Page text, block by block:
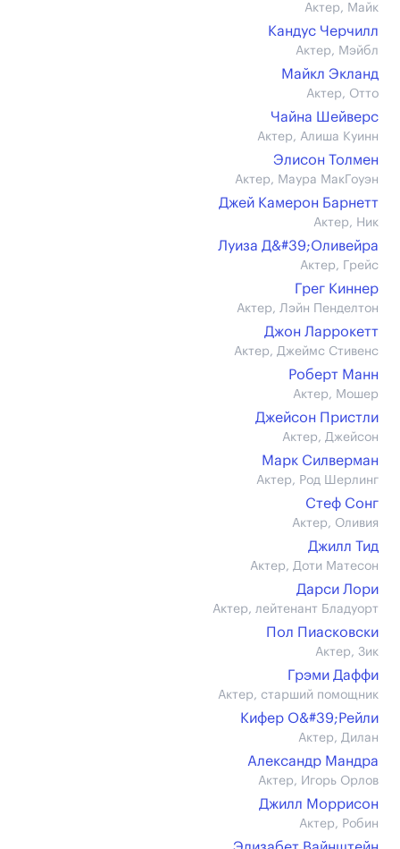
Актер, Майк
Кандус Черчилл
Актер, Мэйбл
Майкл Экланд
Актер, Отто
Чайна Шейверс
Актер, Алиша Куинн
Элисон Толмен
Актер, Маура МакГоуэн
Джей Камерон Барнетт
Актер, Ник
Луиза Д&#39;Оливейра
Актер, Грейс
Грег Киннер
Актер, Лэйн Пенделтон
Джон Ларрокетт
Актер, Джеймс Стивенс
Роберт Манн
Актер, Мошер
Джейсон Пристли
Актер, Джейсон
Марк Силверман
Актер, Род Шерлинг
Стеф Сонг
Актер, Оливия
Джилл Тид
Актер, Доти Матесон
Дарси Лори
Актер, лейтенант Бладуорт
Пол Пиасковски
Актер, Зик
Грэми Даффи
Актер, старший помощник
Кифер О&#39;Рейли
Актер, Дилан
Александр Мандра
Актер, Игорь Орлов
Джилл Моррисон
Актер, Робин